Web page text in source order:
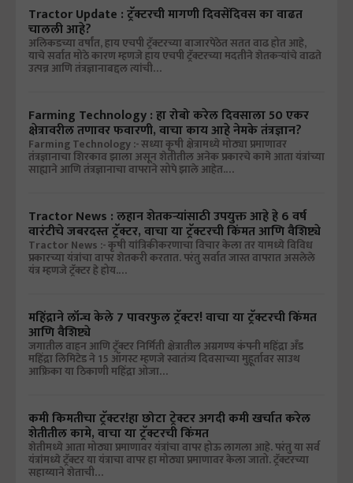
Tractor Update : ट्रॅक्टरची मागणी दिवसेंदिवस का वाढत
चालली आहे?
अलिकडच्या वर्षांत, हाय एचपी ट्रॅक्टरच्या बाजारपेठेत सतत वाढ होत आहे,
याचे सर्वात मोठे कारण म्हणजे हाय एचपी ट्रॅक्टरच्या मदतीने शेतकऱ्यांचे वाढते
उत्पन्न आणि तंत्रज्ञानाबद्दल त्यांची…
Farming Technology : हा रोबो करेल दिवसाला 50 एकर
क्षेत्रावरील तणावर फवारणी, वाचा काय आहे नेमके तंत्रज्ञान?
Farming Technology :- सध्या कृषी क्षेत्रामध्ये मोठ्या प्रमाणावर
तंत्रज्ञानाचा शिरकाव झाला असून शेतीतील अनेक प्रकारचे कामे आता यंत्रांच्या
साह्याने आणि तंत्रज्ञानाचा वापराने सोपे झाले आहेत.…
Tractor News : लहान शेतकऱ्यांसाठी उपयुक्त आहे हे 6 वर्ष
वारंटीचे जबरदस्त ट्रॅक्टर, वाचा या ट्रॅक्टरची किंमत आणि वैशिष्ट्ये
Tractor News :- कृषी यांत्रिकीकरणाचा विचार केला तर यामध्ये विविध
प्रकारच्या यंत्रांचा वापर शेतकरी करतात. परंतु सर्वात जास्त वापरात असलेले
यंत्र म्हणजे ट्रॅक्टर हे होय.…
महिंद्राने लॉन्च केले 7 पावरफुल ट्रॅक्टर! वाचा या ट्रॅक्टरची किंमत
आणि वैशिष्ट्ये
जगातील वाहन आणि ट्रॅक्टर निर्मिती क्षेत्रातील अग्रगण्य कंपनी महिंद्रा अँड
महिंद्रा लिमिटेड ने 15 ऑगस्ट म्हणजे स्वातंत्र्य दिवसाच्या मुहूर्तावर साउथ
आफ्रिका या ठिकाणी महिंद्रा ओजा…
कमी किमतीचा ट्रॅक्टर!हा छोटा ट्रेक्टर अगदी कमी खर्चात करेल
शेतीतील कामे, वाचा या ट्रॅक्टरची किंमत
शेतीमध्ये आता मोठ्या प्रमाणावर यंत्रांचा वापर होऊ लागला आहे. परंतु या सर्व
यंत्रांमध्ये ट्रॅक्टर या यंत्राचा वापर हा मोठ्या प्रमाणावर केला जातो. ट्रॅक्टरच्या
सहाय्याने शेताची…